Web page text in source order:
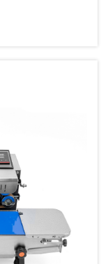
đai thủ công.
tay suốt
vặn cơ thể